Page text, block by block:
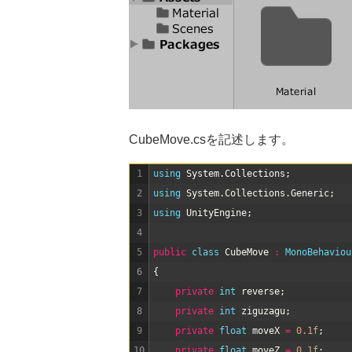
CubeMove.csを記述します。
1
2
3
4
5
6
7
8
9
using System.Collections ;
using System.Collections .Generic;
using UnityEngine;
public class CubeMove :
{
private int reverse;
private int ziguzagu;
private float moveX = 0.1f;